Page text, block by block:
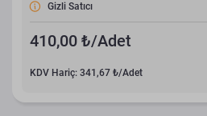
Gizli Satıcı
410,00 ₺/Adet
KDV Hariç: 341,67 ₺/Adet